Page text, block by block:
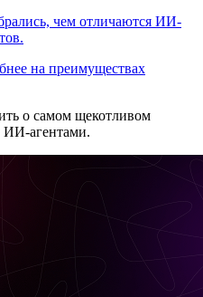
чем отличаются ИИ-
на преимуществах
о самом щекотливом
ИИ-агентами.